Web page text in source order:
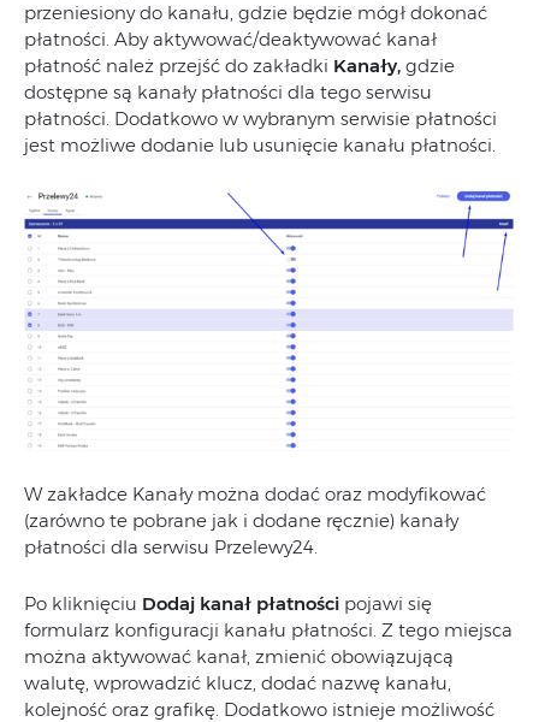
przeniesiony do kanału, gdzie będzie mógł dokonać
płatności. Aby aktywować/deaktywować kanał
płatność należ przejść do zakładki Kanały, gdzie
dostępne są kanały płatności dla tego serwisu
płatności. Dodatkowo w wybranym serwisie płatności
jest możliwe dodanie lub usunięcie kanału płatności.
W zakładce Kanały można dodać oraz modyfikować
(zarówno te pobrane jak i dodane ręcznie) kanały
płatności dla serwisu Przelewy24.
Po kliknięciu Dodaj kanał płatności pojawi się
formularz konfiguracji kanału płatności. Z tego miejsca
można aktywować kanał, zmienić obowiązującą
walutę, wprowadzić klucz, dodać nazwę kanału,
kolejność oraz grafikę. Dodatkowo istnieje możliwość